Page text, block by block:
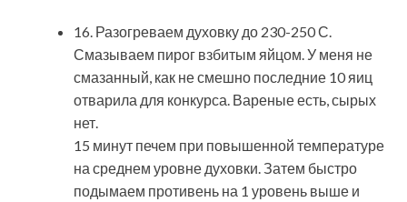
16. Разогреваем духовку до 230-250 С.
Смазываем пирог взбитым яйцом. У меня не
смазанный, как не смешно последние 10 яиц
отварила для конкурса. Вареные есть, сырых
нет.
15 минут печем при повышенной температуре
на среднем уровне духовки. Затем быстро
подымаем противень на 1 уровень выше и